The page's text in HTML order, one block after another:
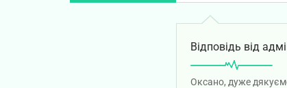
Відповідь від
Оксано, дуже